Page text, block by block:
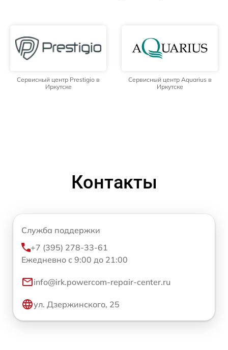
Сервисный центр Prestigio в
Иркутске
Сервисный центр Aquarius в
Иркутске
Контакты
Служба поддержки
+7 (395) 278-33-61
Ежедневно с 9:00 до 21:00
info@irk.powercom-repair-center.ru
ул. Дзержинского, 25